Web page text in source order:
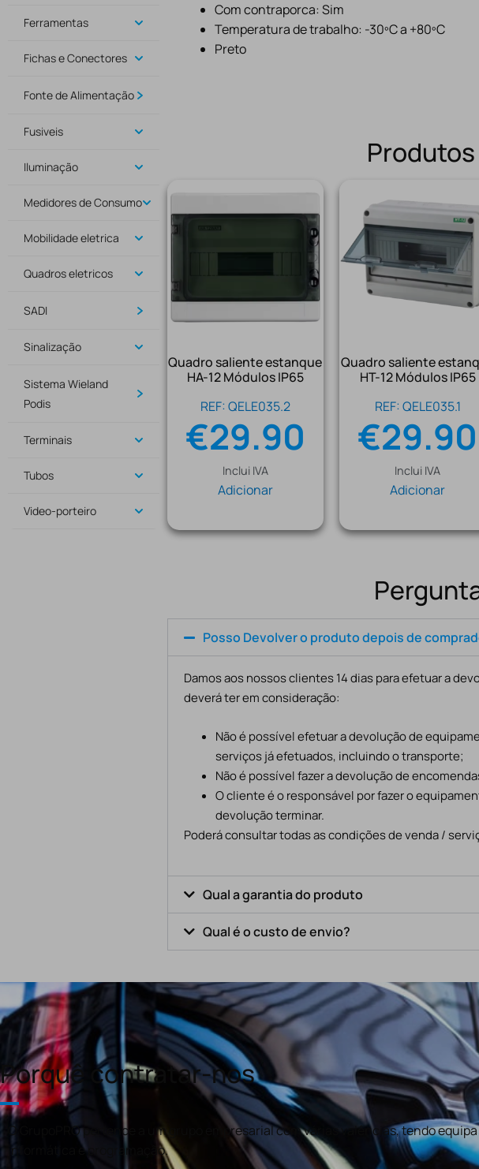
Ferramentas
Fichas e Conectores
Fonte de Alimentação
Fusiveis
Iluminação
Medidores de Consumo
Mobilidade eletrica
Quadros eletricos
SADI
Sinalização
Sistema Wieland
Podis
Terminais
Tubos
Video-porteiro
Com contraporca: Sim
Temperatura de trabalho: -30ºC a +80ºC
Preto
Quadro saliente estanque
HA-12 Módulos IP65
REF: QELE035.2
€29.90
Inclui IVA
Adicionar
Quadro saliente
HT-12 Módulos IP65
REF: QELE035.1
€29.90
Inclui IVA
Adicionar
Posso Devolver o produto depois de
Damos aos nossos clientes 14 dias para efetuar a
deverá ter em consideração:
Não é possível efetuar a devolução de
serviços já efetuados, incluindo o transporte;
Não é possível fazer a devolução de
O cliente é o responsável por fazer o
devolução terminar.
Poderá consultar todas as condições de venda /
Qual a garantia do produto
Qual é o custo de envio?
Porquê contratar-nos
O GrupoPRO pertence a um grupo empresarial com várias valências, tendo
informática e programação.